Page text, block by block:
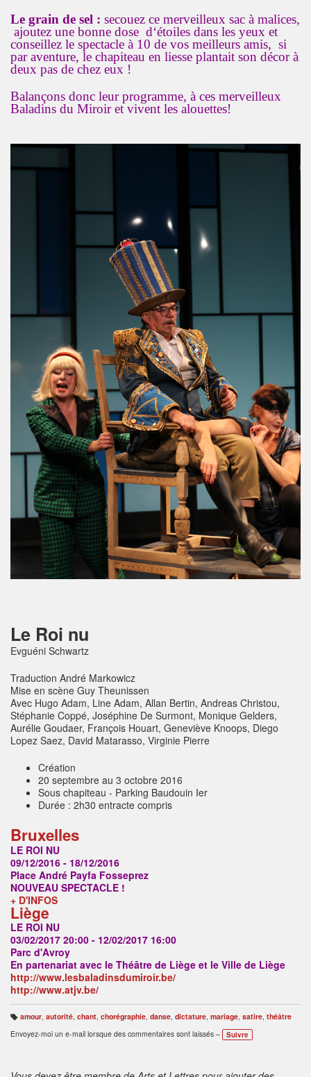
Le grain de sel : secouez ce merveilleux sac à malices,
ajoutez une bonne dose d‘étoiles dans les yeux et
conseillez le spectacle à 10 de vos meilleurs amis, si
par aventure, le chapiteau en liesse plantait son décor à
deux pas de chez eux !
Balançons donc leur programme, à ces merveilleux
Baladins du Miroir et vivent les alouettes!
Le Roi nu
Evguéni Schwartz
Traduction André Markowicz
Mise en scène Guy Theunissen
Avec Hugo Adam, Line Adam, Allan Bertin, Andreas Christou,
Stéphanie Coppé, Joséphine De Surmont, Monique Gelders,
Aurélie Goudaer, François Houart, Geneviève Knoops, Diego
Lopez Saez, David Matarasso, Virginie Pierre
Création
20 septembre au 3 octobre 2016
Sous chapiteau - Parking Baudouin Ier
Durée : 2h30 entracte compris
Bruxelles
LE ROI NU
09/12/2016 - 18/12/2016
Place André Payfa Fosseprez
NOUVEAU SPECTACLE !
+ D'INFOS
Liège
LE ROI NU
03/02/2017 20:00 - 12/02/2017 16:00
Parc d'Avroy
En partenariat avec le Théâtre de Liège et le Ville de Liège
http://www.lesbaladinsdumiroir.be/
http://www.atjv.be/
B
ali
s
amour, autorité, chant, chorégraphie, danse, dictature, mariage, satire, théâtre
Envoyez-moi un e-mail lorsque des commentaires sont laissés –
Suivre